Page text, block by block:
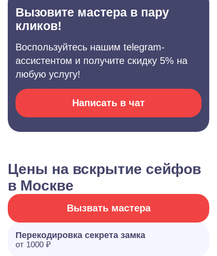
Вызовите мастера в пару
кликов!
Воспользуйтесь нашим telegram-
ассистентом и получите скидку 5% на
любую услугу!
Написать в чат
Цены на вскрытие сейфов
в Москве
Вызвать мастера
Перекодировка секрета замка
от 1000 ₽